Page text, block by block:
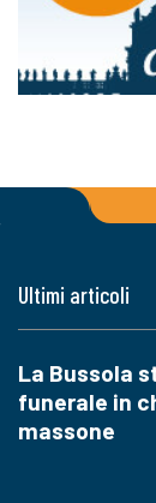
Ultimi articoli
La Bussola
funerale in
massone